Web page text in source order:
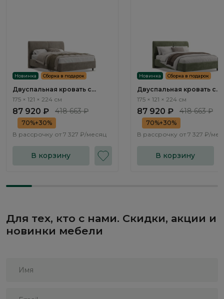
Новинка Сборка в подарок
Двуспальная кровать с
подъемным механизмом
175 × 121 × 224 см
87 920 ₽ 418 663 ₽
70%+30%
В рассрочку от 7 327 ₽/месяц
В корзину
Новинка Сборка в подарок
Двуспальная кровать с
подъемным механизмом
175 × 121 × 224 см
87 920 ₽ 418 663 ₽
70%+30%
В рассрочку от 7 327 ₽/
В корзину
Для тех, кто с нами. Скидки, акции и
новинки мебели